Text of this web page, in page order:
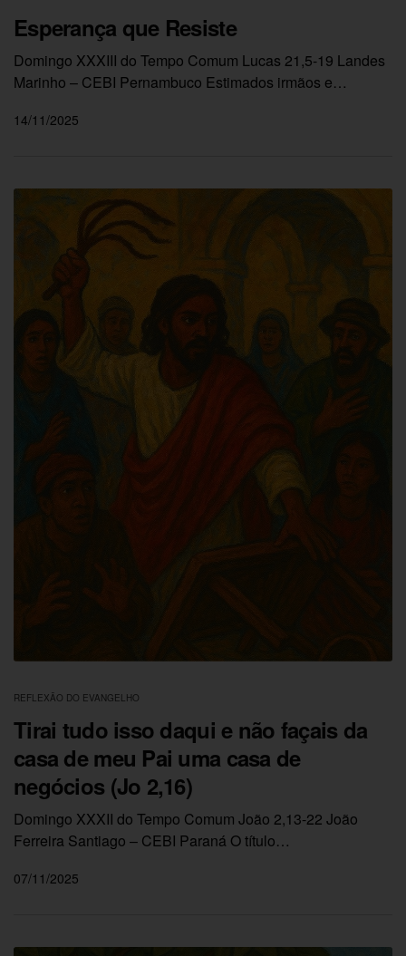
Esperança que Resiste
Domingo XXXIII do Tempo Comum Lucas 21,5-19 Landes
Marinho – CEBI Pernambuco Estimados irmãos e…
14/11/2025
REFLEXÃO DO EVANGELHO
Tirai tudo isso daqui e não façais da
casa de meu Pai uma casa de
negócios (Jo 2,16)
Domingo XXXII do Tempo Comum João 2,13-22 João
Ferreira Santiago – CEBI Paraná O título…
07/11/2025